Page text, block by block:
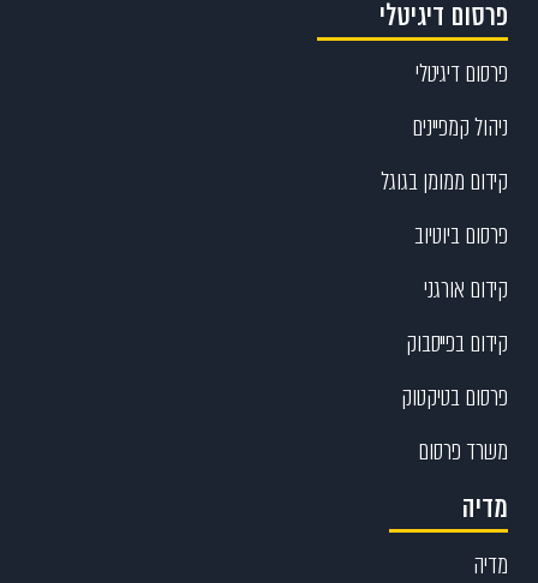
פרסום דיגיטלי
פרסום דיגיטלי
ניהול קמפיינים
קידום ממומן בגוגל
פרסום ביוטיוב
קידום אורגני
קידום בפייסבוק
פרסום בטיקטוק
משרד פרסום
מדיה
מדיה